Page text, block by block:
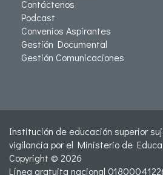
Contáctenos
Podcast
Convenios Aspirantes
Gestión Documental
Gestión Comunicaciones
Institución de educación superior
vigilancia por el Ministerio de
Copyright © 2026
Línea gratuita nacional